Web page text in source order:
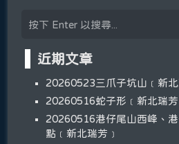
近期文章
20260523三爪子坑山﹝新北
20260516蛇子形﹝新北瑞芳
20260516港仔尾山西峰、
點﹝新北瑞芳﹞